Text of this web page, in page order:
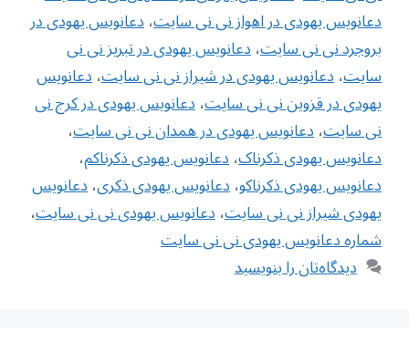
دعانویس یهودی در اهواز نی نی سایت،دعانویس یهودی در
بروجرد نی نی سایت،دعانویس یهودی در تبریز نی نی
سایت،دعانویس یهودی در شیراز نی نی سایت،دعانویس
یهودی در قزوین نی نی سایت،دعانویس یهودی در کرج نی
نی سایت،دعانویس یهودی در همدان نی نی سایت،
دعانویس یهودی ذکرناک،دعانویس یهودی ذکرناکم،
دعانویس یهودی ذکرناکو،دعانویس یهودی ذکری،دعانویس
یهودی شیراز نی نی سایت،دعانویس یهودی نی نی سایت،
شماره دعانویس یهودی نی نی سایت
دیدگاه‌تان را بنویسید